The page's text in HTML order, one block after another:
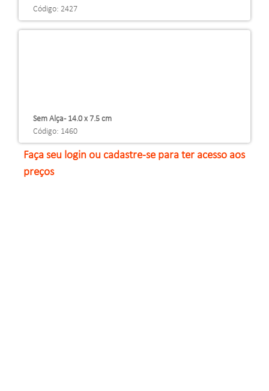
Código: 2427
Sem Alça - 14.0 x 7.5 cm
Código: 1460
Faça seu login ou cadastre-se para ter acesso aos
preços